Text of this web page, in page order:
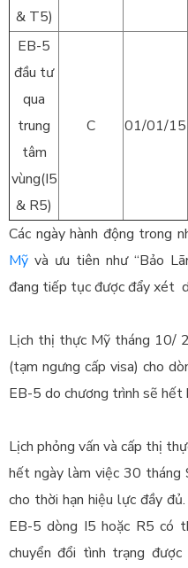
& T5)
EB-5
đầu tư
qua
trung
tâm
vùng(I5
& R5)
C 01/01/15
Các ngày hành động trong
Mỹ và ưu tiên như “Bảo
đang tiếp tục được đẩy xét
Lịch thị thực Mỹ tháng 10/
(tạm ngưng cấp visa) cho
EB-5 do chương trình sẽ
Lịch phỏng vấn và cấp thị
hết ngày làm việc 30
cho thời hạn hiệu lực đầy
EB-5 dòng I5 hoặc R5 có
chuyển đổi tình trạng